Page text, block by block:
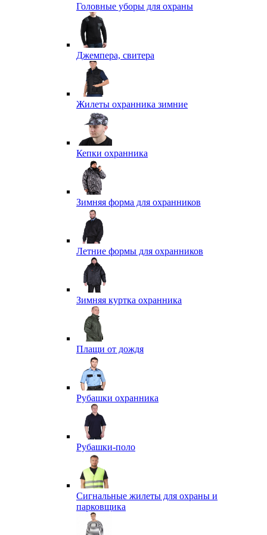
Головные уборы для охраны
Джемпера, свитера
Жилеты охранника зимние
Кепки охранника
Зимняя форма для охранников
Летние формы для охранников
Зимняя куртка охранника
Плащи от дождя
Рубашки охранника
Рубашки-поло
Сигнальные жилеты для охраны и
парковщика